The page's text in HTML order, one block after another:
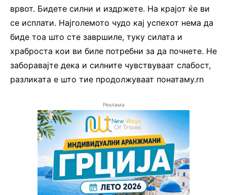
врвот. Бидете силни и издржете. На крајот ќе ви
се исплати. Најголемото чудо кај успехот нема да
биде тоа што сте завршиле, туку силата и
храброста кои ви биле потребни за да почнете. Не
заборавајте дека и силните чувствуваат слабост,
разликата е што тие продолжуваат понатаму.rn
Реклама